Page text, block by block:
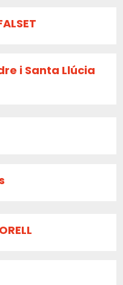
i Santa Llúcia